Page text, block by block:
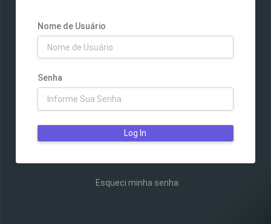
Nome de Usuário
Senha
Log In
Esqueci minha senha